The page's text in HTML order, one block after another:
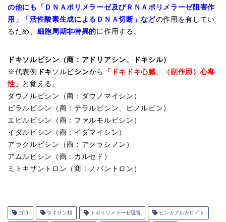
の他にも「ＤＮＡポリメラーゼ及びＲＮＡポリメラーゼ阻害作
用」「活性酸素生成によるＤＮＡ切断」などの作用を有してい
るため、 細胞周期非特異的に作用する。
ドキソルビシン（商：アドリアシン、ドキシル）
※代表例
ドキ ソルビシンから
「ドキドキ心臓、（副作用）心毒
性」 と覚える。
ダウノルビシン（商：ダウノマイシン）
ピラルビシン（商：テラルビシン、ピノルビン）
エピルビシン（商：ファルモルビシン）
イダルビシン（商：イダマイシン）
アラクルビシン（商：アクラシノン）
アムルビシン（商：カルセド）
ミトキサントロン（商：ノバントロン）
ゴロ タキサン類 トポイソメラーゼ阻害 ビンカアルカロイド